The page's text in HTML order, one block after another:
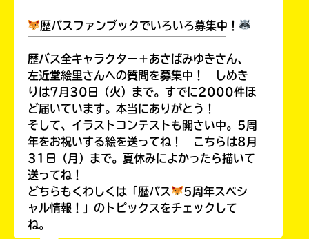
歴バスファンブックでいろいろ募集中！
歴バス全キャラクター＋あさばみゆきさん、
左近堂絵里さんへの質問を募集中！ しめき
りは7月30日（火）まで。すでに2000件ほ
ど届いています。本当にありがとう！
そして、イラストコンテストも開さい中。5周
年をお祝いする絵を送ってね！ こちらは8月
31日（月）まで。夏休みによかったら描いて
送ってね！
どちらもくわしくは「歴バス
5周年スペシ
ャル情報！」のトピックスをチェックして
ね。